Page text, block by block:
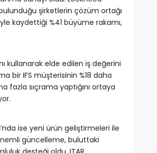
şirketlerin çözüm ortağı
kaydettiği %41 büyüme rakamı,
kullanarak elde edilen iş değerini
bir IFS müşterisinin %18 daha
fazla sıçrama yaptığını ortaya
ise yeni ürün geliştirmeleri ile
güncelleme, buluttaki